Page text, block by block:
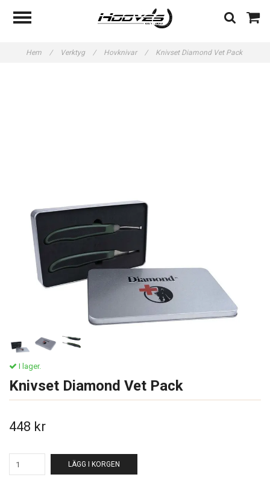
Hem / Verktyg / Hovknivar / Knivset Diamond Vet Pack
I lager.
Knivset Diamond Vet Pack
448 kr
LÄGG I KORGEN